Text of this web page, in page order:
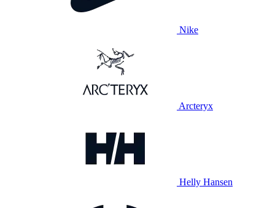
Nike
Arcteryx
Helly Hansen